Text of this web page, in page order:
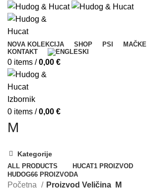
NOVA KOLEKCIJA SHOP PSI MAČKE
KONTAKT
0 items / 0,00 €
Izbornik
0 items / 0,00 €
M
Kategorije
ALL PRODUCTS HUCAT1 PROIZVOD
HUDOG66 PROIZVODA
Početna Proizvod Veličina
M